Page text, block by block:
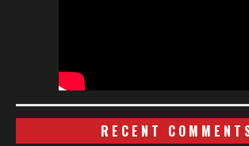
RECENT